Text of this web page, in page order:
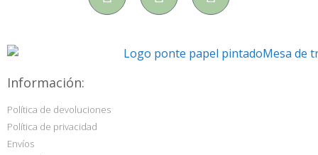
Información:
Política de devoluciones
Política de privacidad
Envíos